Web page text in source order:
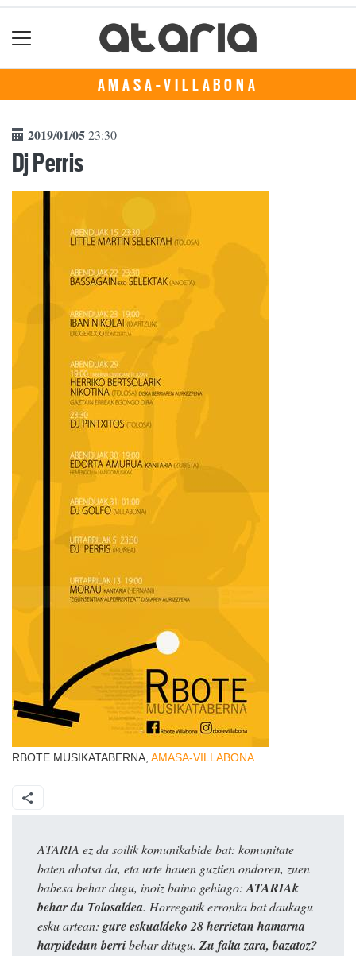
AMASA-VILLABONA
2019/01/0523:30
Dj Perris
RBOTE MUSIKATABERNA, AMASA-VILLABONA
ATARIA ez da soilik komunikabide bat: komunitate
baten ahotsa da, eta urte hauen guztien ondoren, zuen
babesa behar dugu, inoiz baino gehiago:ATARIAk
behar du Tolosaldea. Horregatik erronka bat daukagu
esku artean: gure eskualdeko 28 herrietan hamarna
harpidedun berribehar ditugu. Zu falta zara, bazatoz?